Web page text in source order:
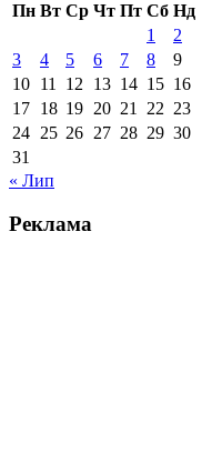
Пн Вт Ср Чт Пт Сб Нд
1
2
3
4 5 6 7 8
9
10 11 12 13 14 15 16
17 18 19 20 21 22 23
24 25 26 27 28 29 30
31
« Лип
Реклама